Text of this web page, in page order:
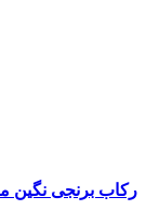
رکاب برنجی نگین